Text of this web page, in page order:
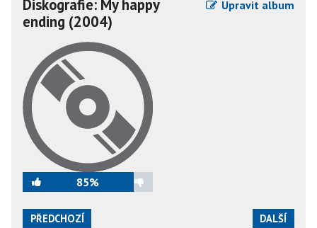
Diskografie: My happy
ending (2004)
Upravit album
85%
PŘEDCHOZÍ DALŠÍ